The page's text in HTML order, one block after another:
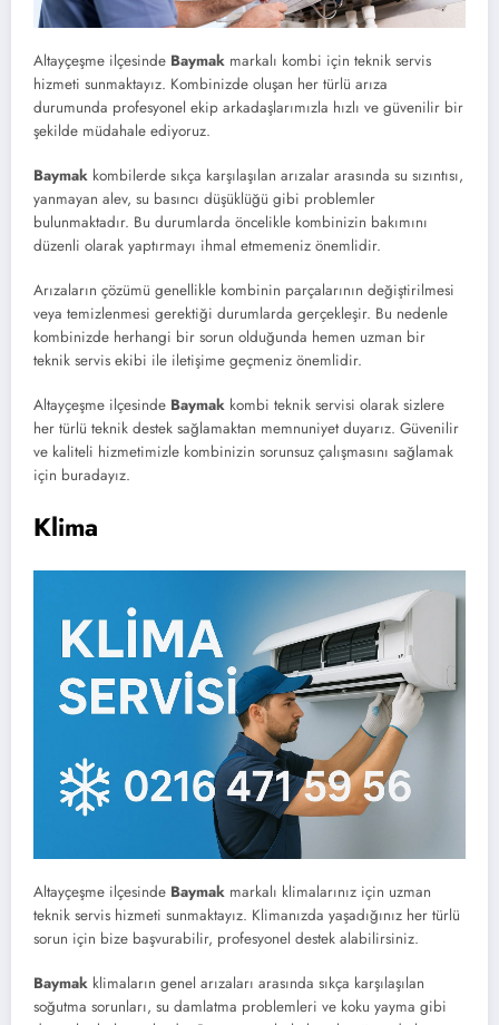
Altayçeşme ilçesinde Baymak markalı kombi için teknik servis
hizmeti sunmaktayız. Kombinizde oluşan her türlü arıza
durumunda profesyonel ekip arkadaşlarımızla hızlı ve güvenilir bir
şekilde müdahale ediyoruz.
Baymak kombilerde sıkça karşılaşılan arızalar arasında su sızıntısı,
yanmayan alev, su basıncı düşüklüğü gibi problemler
bulunmaktadır. Bu durumlarda öncelikle kombinizin bakımını
düzenli olarak yaptırmayı ihmal etmemeniz önemlidir.
Arızaların çözümü genellikle kombinin parçalarının değiştirilmesi
veya temizlenmesi gerektiği durumlarda gerçekleşir. Bu nedenle
kombinizde herhangi bir sorun olduğunda hemen uzman bir
teknik servis ekibi ile iletişime geçmeniz önemlidir.
Altayçeşme ilçesinde Baymak kombi teknik servisi olarak sizlere
her türlü teknik destek sağlamaktan memnuniyet duyarız. Güvenilir
ve kaliteli hizmetimizle kombinizin sorunsuz çalışmasını sağlamak
için buradayız.
Klima
Altayçeşme ilçesinde Baymak markalı klimalarınız için uzman
teknik servis hizmeti sunmaktayız. Klimanızda yaşadığınız her türlü
sorun için bize başvurabilir, profesyonel destek alabilirsiniz.
Baymak klimaların genel arızaları arasında sıkça karşılaşılan
soğutma sorunları, su damlatma problemleri ve koku yayma gibi